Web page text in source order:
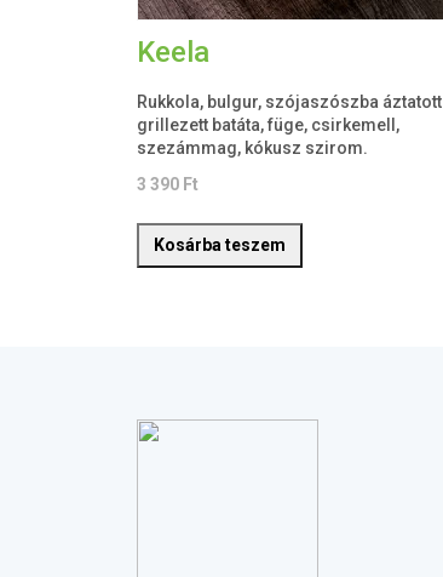
Keela
Rukkola, bulgur, szójaszószba áztatott
grillezett batáta, füge, csirkemell,
szezámmag, kókusz szirom.
3 390 Ft
Kosárba teszem